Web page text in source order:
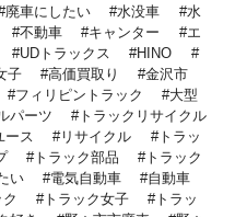
廃車にしたい 水没車
水
不動車 キャンター
エ
UDトラックス
HINO
子 高価買取り
金沢市
フィリピントラック
大型
パーツ
トラックリサイクル
ース リサイクル
トラッ
トラック部品
トラック
い 電気自動車
自動車
トラック女子
トラッ